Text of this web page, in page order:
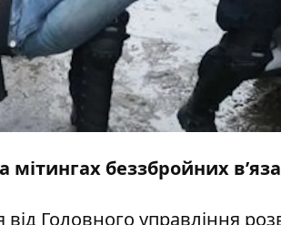
беззбройних
Головного управління